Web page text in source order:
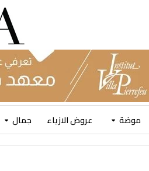
موضة عروض الازياء جمال